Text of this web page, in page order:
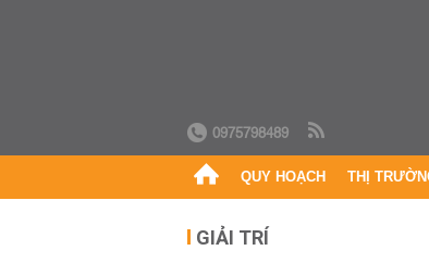
0975798489
QUY HOẠCH THỊ
GIẢI TRÍ